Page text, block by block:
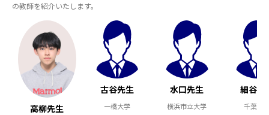
の教師を紹介いたします。
高柳先生
古谷先生
一橋大学
水口先生
横浜市立大学
細谷先
千葉大